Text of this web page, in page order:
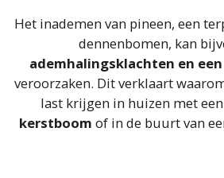
Het inademen van pineen, een
dennenbomen, kan
ademhalingsklachten en
veroorzaken. Dit verklaart
last krijgen in huizen met
kerstboom of in de buurt van